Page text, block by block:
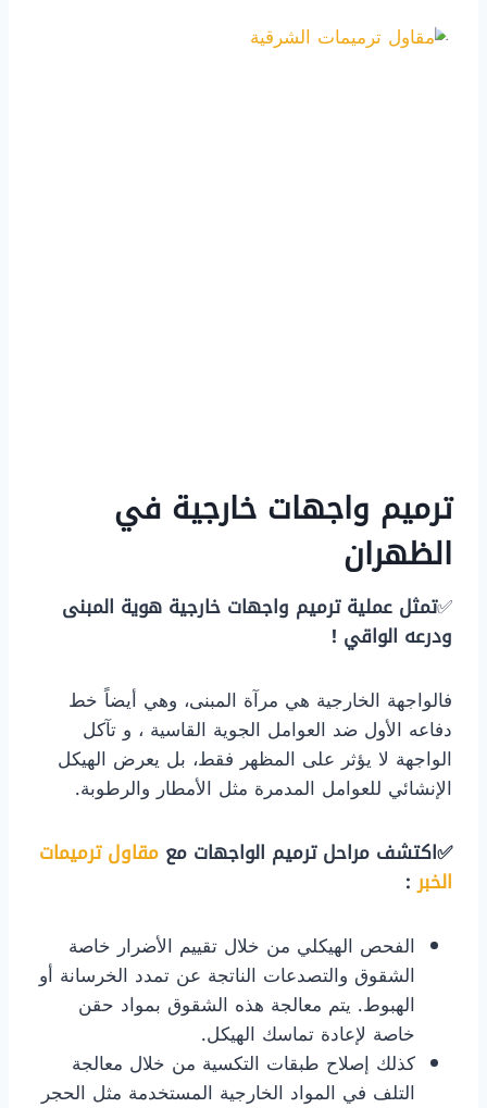
ترميم واجهات خارجية في
الظهران
✅تمثل عملية ترميم واجهات خارجية هوية المبنى
ودرعه الواقي !
​فالواجهة الخارجية هي مرآة المبنى، وهي أيضاً خط
دفاعه الأول ضد العوامل الجوية القاسية ، و تآكل
الواجهة لا يؤثر على المظهر فقط، بل يعرض الهيكل
الإنشائي للعوامل المدمرة مثل الأمطار والرطوبة.
​✅اكتشف مراحل ترميم الواجهات مع مقاول ترميمات
الخبر:
​الفحص الهيكلي من خلال تقييم الأضرار خاصة
الشقوق والتصدعات الناتجة عن تمدد الخرسانة أو
الهبوط. يتم معالجة هذه الشقوق بمواد حقن
خاصة لإعادة تماسك الهيكل.
​كذلك إصلاح طبقات التكسية من خلال معالجة
التلف في المواد الخارجية المستخدمة مثل الحجر